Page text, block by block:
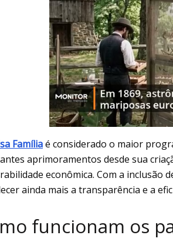
Famíliaé considerado o maior
aprimoramentos desde sua
econômica. Com a inclusão
ainda mais a transparência e a
funcionam os